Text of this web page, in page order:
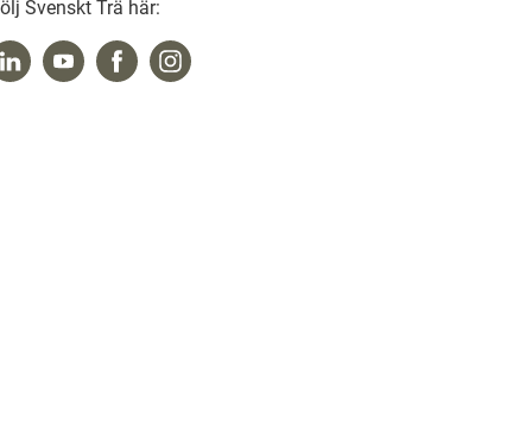
Svenskt Trä här: